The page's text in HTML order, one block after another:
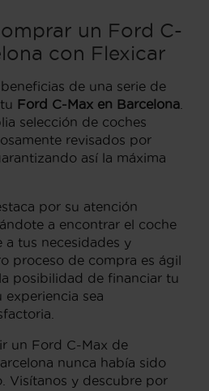
un Ford C-
con Flexicar
de una serie de
Ford C-Max en Barcelona
selección de coches
revisados por
así la máxima
por su atención
a encontrar el coche
a tus necesidades y
proceso de compra es ágil
posibilidad de financiar tu
sea
un Ford C-Max de
nunca había sido
Visítanos y descubre por